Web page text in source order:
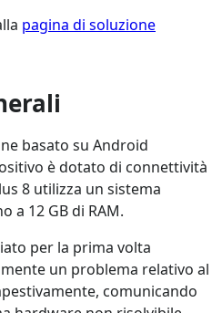
pagina di soluzione
basato su Android
è dotato di connettività
8 utilizza un sistema
a 12 GB di RAM.
per la prima volta
un problema relativo al
comunicando